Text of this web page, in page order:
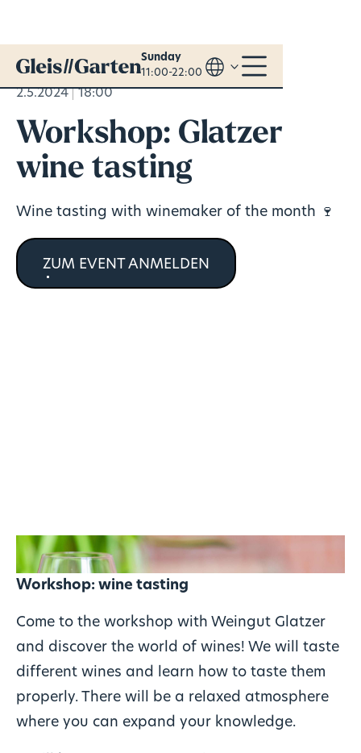
Sunday
11:00-22:00
2.5.2024 18:00
Workshop: Glatzer
wine tasting
Wine tasting with winemaker of the month 🍷
ZUM EVENT ANMELDEN
Workshop: wine tasting
Come to the workshop with Weingut Glatzer
and discover the world of wines! We will taste
different wines and learn how to taste them
properly. There will be a relaxed atmosphere
where you can expand your knowledge.